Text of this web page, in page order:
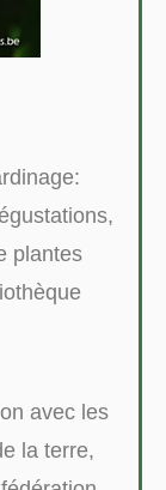
plantes
avec les
la terre,